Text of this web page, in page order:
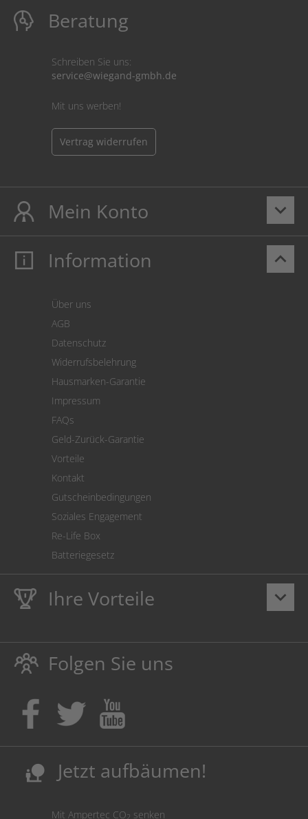
Beratung
Schreiben Sie uns:
service@wiegand-gmbh.de
Mit uns werben!
Vertrag widerrufen
keyboard_arrow_down
Mein Konto
Mein Konto
Cookie Einstellungen
keyboard_arrow_up
Information
Über uns
AGB
Datenschutz
Widerrufsbelehrung
Hausmarken-Garantie
Impressum
FAQs
Geld-Zurück-Garantie
Vorteile
Kontakt
Gutscheinbedingungen
Soziales Engagement
Re-Life Box
Batteriegesetz
keyboard_arrow_down
Ihre Vorteile
LebenslangeHausmarke Garantieauf Toner und Tinte
schützt auch Ihren Drucker.
Umweltfreundlich dadurch Abfallvermeidung.
Kaufen Sie Tinte & Toner ruhig da, wo Ihre Kinder einen
Ausbildungsplatz bekommen!
Kosten senken, Ressourcen schonen.
Folgen Sie uns
nature_people Jetzt aufbäumen!
Mit Ampertec CO senken